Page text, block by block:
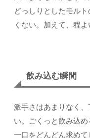
どっしりとしたモル
くない。加えて、程
飲み込む瞬間
派手さはあまりなく
い。ごくっと飲み込
一口をどんどん求め